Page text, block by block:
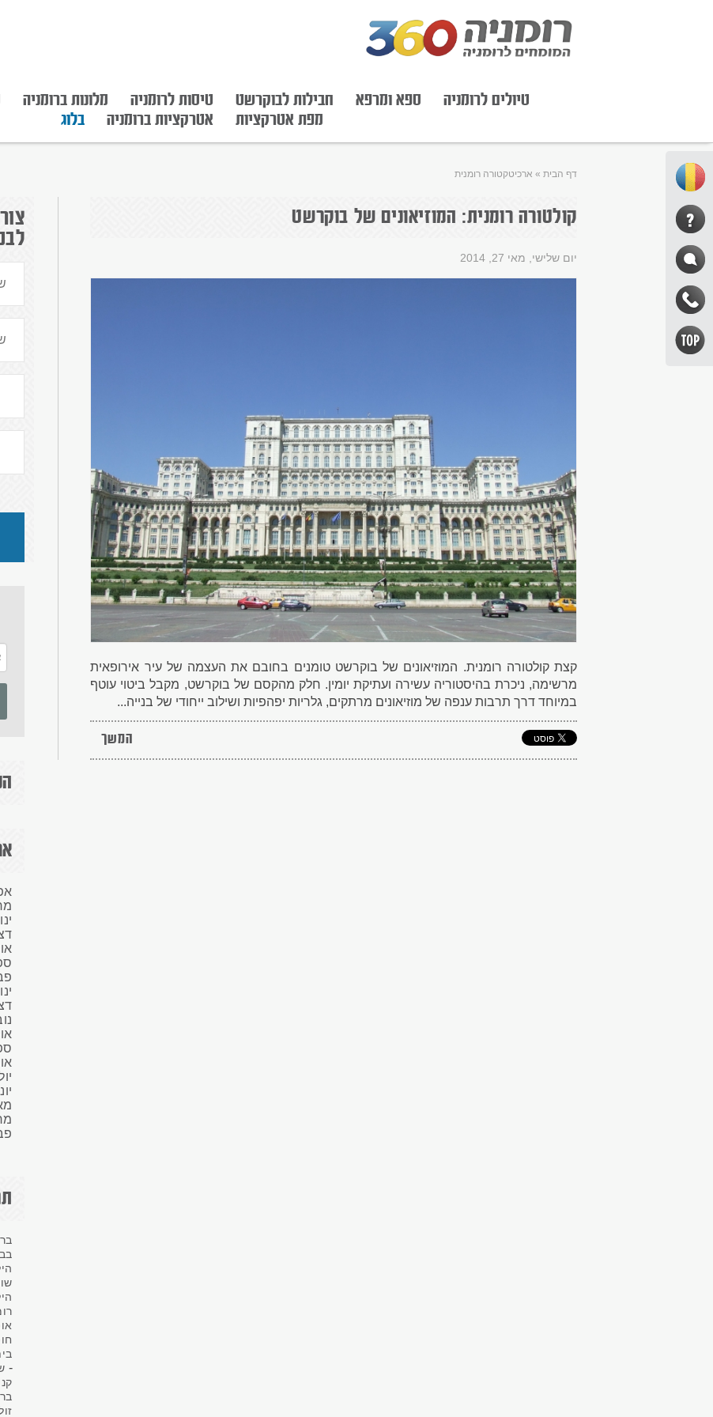
טיולים לרומניה ספא ומרפא חבילות לבוקרשט טיסות לרומניה מלונות ברומניה
מפת אטרקציות
אטרקציות ברומניה בלוג
דף הבית » ארכיטקטורה רומנית
קולטורה רומנית: המוזיאונים של בוקרשט
יום שלישי, מאי 27, 2014
קצת קולטורה רומנית. המוזיאונים של בוקרשט טומנים בחובם את העצמה של עיר אירופאית
מרשימה, ניכרת בהיסטוריה עשירה ועתיקת יומין. חלק מהקסם של בוקרשט, מקבל ביטוי עוטף
במיוחד דרך תרבות ענפה של מוזיאונים מרתקים, גלריות יפהפיות ושילוב ייחודי של בנייה...
המשך
-